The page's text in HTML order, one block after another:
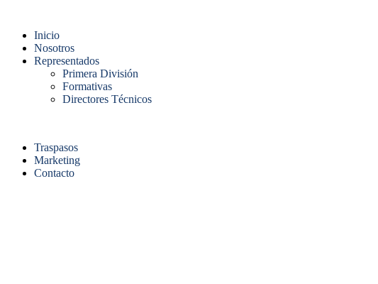
Inicio
Nosotros
Representados
Primera División
Formativas
Directores Técnicos
Traspasos
Marketing
Contacto